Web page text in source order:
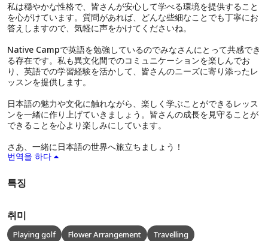
私は穏やかな性格で、皆さんが安心して学べる環境を提供すること
を心がけています。質問があれば、どんな些細なことでも丁寧にお
答えしますので、気軽に声をかけてくださいね。
Native Campで英語を勉強しているのでみなさんにとって共感でき
る存在です。私も異文化間でのコミュニケーションを楽しんでお
り、英語での学習経験を活かして、皆さんのニーズに寄り添ったレ
ッスンを提供します。
日本語の魅力や文化に触れながら、楽しく学ぶことができるレッス
ンを一緒に作り上げていきましょう。皆さんの成長を見守ることが
できることを心より楽しみにしています。
さあ、一緒に日本語の世界へ旅立ちましょう！
번역을 하다
특징
취미
Playing golf Flower Arrangement Travelling